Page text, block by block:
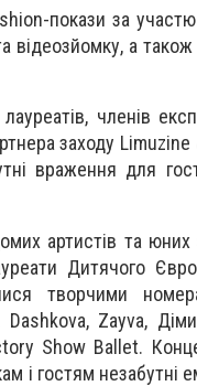
покази за
а також
членів
заходу
враження для
артистів та юних
Дитячого
творчими
Zayva, Діми
Show Ballet.
гостям незабутні